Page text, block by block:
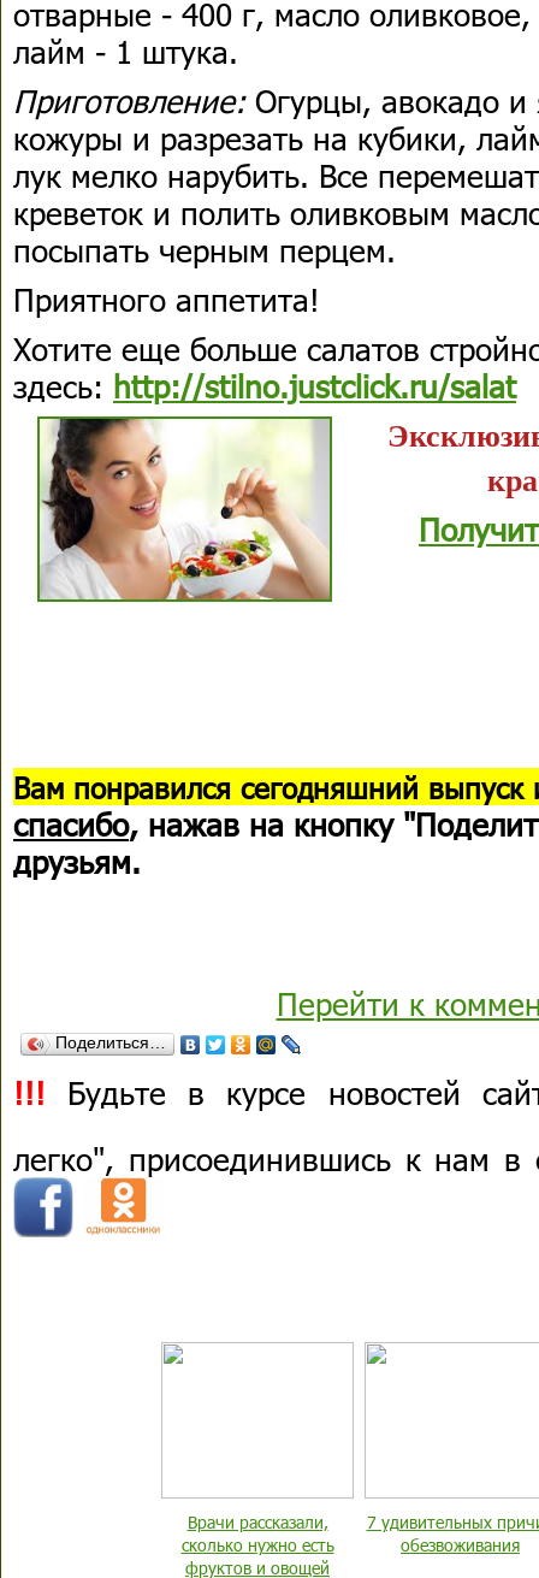
отварные - 400 г, масло
лайм - 1 штука.
Приготовление:Огурцы, авокадо и
кожуры и разрезать на кубики,
лук мелко нарубить. Все
креветок и полить оливковым
посыпать черным перцем.
Приятного аппетита!
Хотите еще больше салатов
здесь: http://stilno.justclick.ru/salat
Вам понравился сегодняшний выпуск
спасибо, нажав на кнопку
друзьям.
Перейти к
Поделиться…
!!! Будьте в курсе новостей
легко", присоединившись к нам
Врачи рассказали,
сколько нужно есть
фруктов и овощей
7 удивительных
обезвоживания